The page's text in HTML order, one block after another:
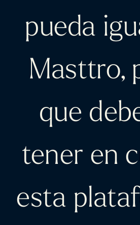
pueda
Masttro,
que
tener en
esta